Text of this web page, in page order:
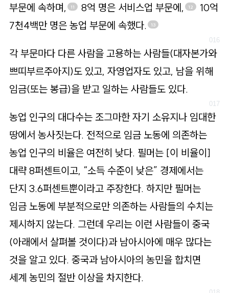
부문에 속하며,
11 8억 명은 서비스업 부문에, 12
10억
7천4백만 명은 농업 부문에 속했다.
13
각 부문마다 다른 사람을 고용하는 사람들(대자본가와
쁘띠부르주아지)도 있고, 자영업자도 있고, 남을 위해
임금(또는 봉급)을 받고 일하는 사람들도 있다.
농업 인구의 대다수는 조그마한 자기 소유지나 임대한
땅에서 농사짓는다. 전적으로 임금 노동에 의존하는
농업 인구의 비율은 여전히 낮다. 필머는 [이 비율이]
대략 8퍼센트이고, “소득 수준이 낮은” 경제에서는
단지 3.6퍼센트뿐이라고 주장한다. 하지만 필머는
임금 노동에 부분적으로만 의존하는 사람들의 수치는
제시하지 않는다. 그런데 우리는 이런 사람들이 중국
(아래에서 살펴볼 것이다)과 남아시아에 매우 많다는
것을 알고 있다. 중국과 남아시아의 농민을 합치면
세계 농민의 절반 이상을 차지한다.